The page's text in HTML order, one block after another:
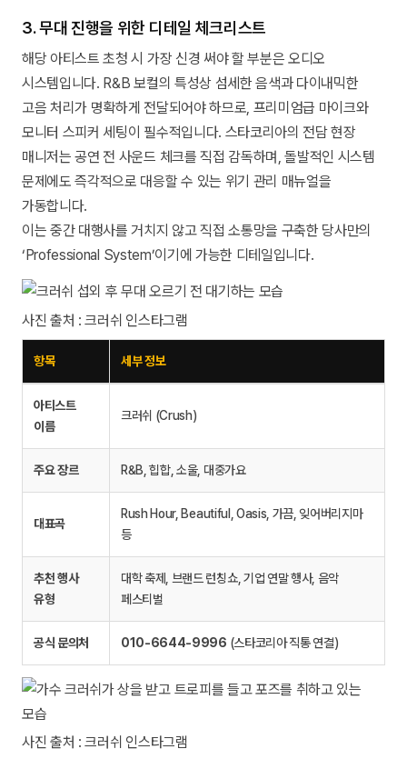
3. 무대 진행을 위한 디테일 체크리스트
해당 아티스트 초청 시 가장 신경 써야 할 부분은 오디오
시스템입니다. R&B 보컬의 특성상 섬세한 음색과 다이내믹한
고음 처리가 명확하게 전달되어야 하므로, 프리미엄급 마이크와
모니터 스피커 세팅이 필수적입니다. 스타코리아의 전담 현장
매니저는 공연 전 사운드 체크를 직접 감독하며, 돌발적인 시스템
문제에도 즉각적으로 대응할 수 있는 위기 관리 매뉴얼을
가동합니다.
이는 중간 대행사를 거치지 않고 직접 소통망을 구축한 당사만의
‘Professional System’이기에 가능한 디테일입니다.
사진 출처 : 크러쉬 인스타그램
항목 세부 정보
아티스트
이름
크러쉬 (Crush)
주요 장르 R&B, 힙합, 소울, 대중가요
대표곡
Rush Hour, Beautiful, Oasis, 가끔, 잊어버리지마
등
추천 행사
유형
대학 축제, 브랜드 런칭쇼, 기업 연말 행사, 음악
페스티벌
공식 문의처 010-6644-9996 (스타코리아 직통 연결)
사진 출처 : 크러쉬 인스타그램